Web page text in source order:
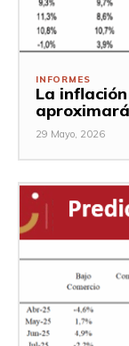
INFORMES
La
29 Mayo, 2026